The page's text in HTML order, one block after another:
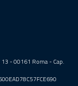
13 - 00161 Roma - Cap.